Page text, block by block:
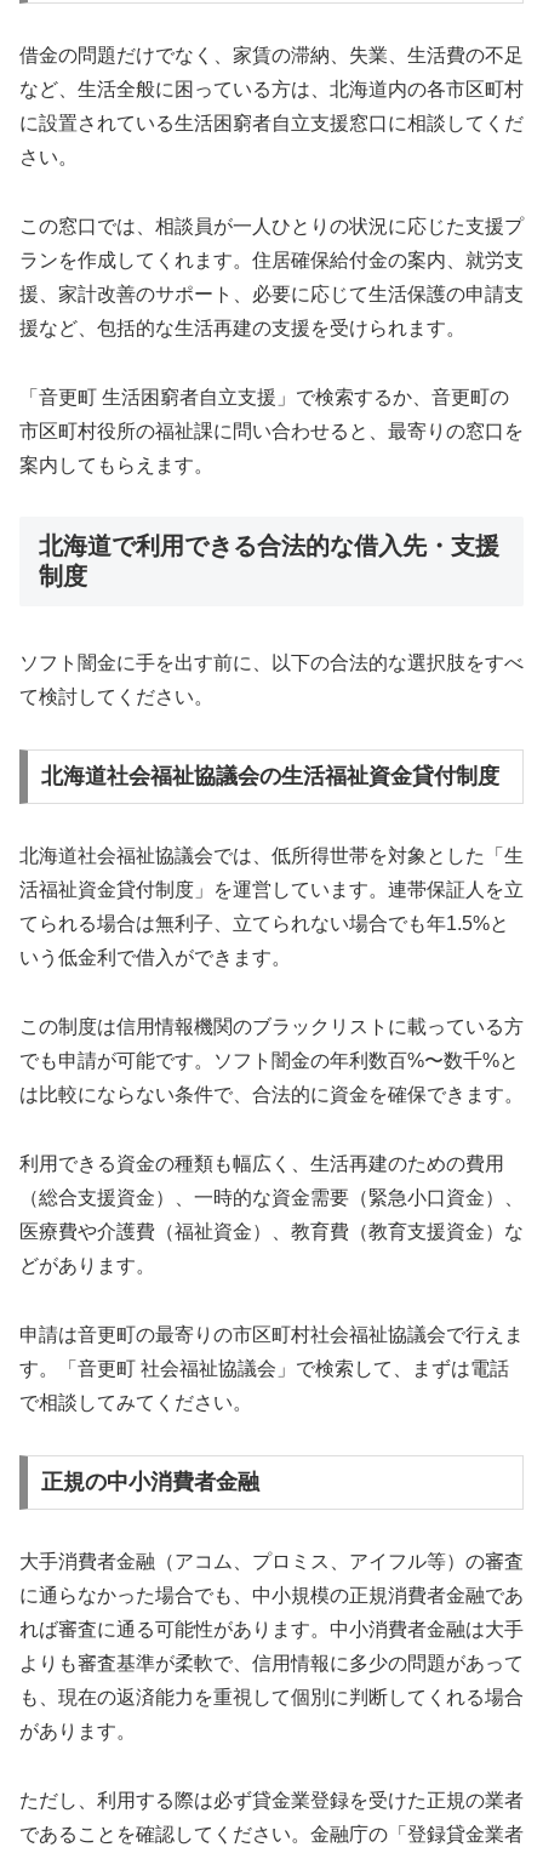
借金の問題だけでなく、家賃の滞納、失業、生活費の不足
など、生活全般に困っている方は、北海道内の各市区町村
に設置されている生活困窮者自立支援窓口に相談してくだ
さい。
この窓口では、相談員が一人ひとりの状況に応じた支援プ
ランを作成してくれます。住居確保給付金の案内、就労支
援、家計改善のサポート、必要に応じて生活保護の申請支
援など、包括的な生活再建の支援を受けられます。
「音更町 生活困窮者自立支援」で検索するか、音更町の
市区町村役所の福祉課に問い合わせると、最寄りの窓口を
案内してもらえます。
北海道で利用できる合法的な借入先・支援
制度
ソフト闇金に手を出す前に、以下の合法的な選択肢をすべ
て検討してください。
北海道社会福祉協議会の生活福祉資金貸付制度
北海道社会福祉協議会では、低所得世帯を対象とした「生
活福祉資金貸付制度」を運営しています。連帯保証人を立
てられる場合は無利子、立てられない場合でも年1.5%と
いう低金利で借入ができます。
この制度は信用情報機関のブラックリストに載っている方
でも申請が可能です。ソフト闇金の年利数百%〜数千%と
は比較にならない条件で、合法的に資金を確保できます。
利用できる資金の種類も幅広く、生活再建のための費用
（総合支援資金）、一時的な資金需要（緊急小口資金）、
医療費や介護費（福祉資金）、教育費（教育支援資金）な
どがあります。
申請は音更町の最寄りの市区町村社会福祉協議会で行えま
す。「音更町 社会福祉協議会」で検索して、まずは電話
で相談してみてください。
正規の中小消費者金融
大手消費者金融（アコム、プロミス、アイフル等）の審査
に通らなかった場合でも、中小規模の正規消費者金融であ
れば審査に通る可能性があります。中小消費者金融は大手
よりも審査基準が柔軟で、信用情報に多少の問題があって
も、現在の返済能力を重視して個別に判断してくれる場合
があります。
ただし、利用する際は必ず貸金業登録を受けた正規の業者
であることを確認してください。金融庁の「登録貸金業者